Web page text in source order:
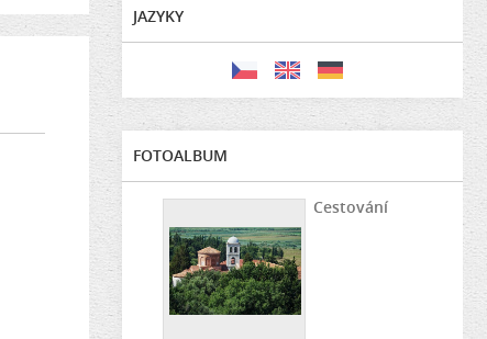
JAZYKY
FOTOALBUM
Cestování